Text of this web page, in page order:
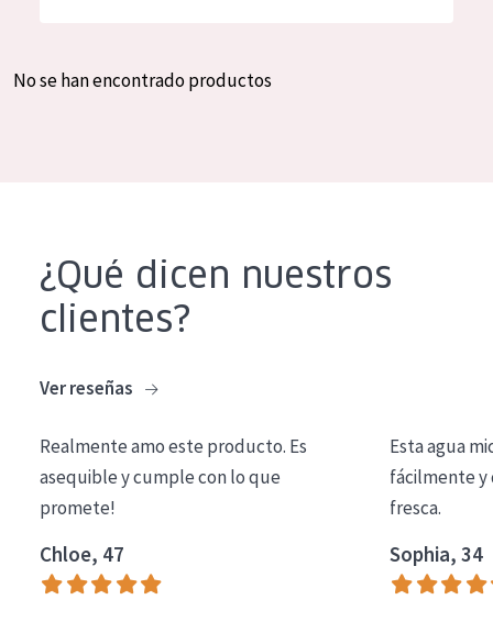
Crema de día
Crema de noche
Limpieza
COLECCIÓN
Essentials
Lift+
Spanish
No se han encontrado productos
¿Qué dicen nuestros
clientes?
Ver reseñas
Realmente amo este producto. Es
asequible y cumple con lo que
promete!
Chloe, 47
Esta agua
fácilmente y
fresca.
Sophia, 34